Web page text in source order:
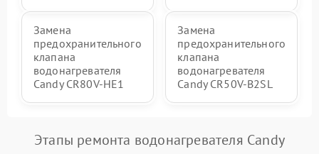
Замена
предохранительного
клапана
водонагревателя
Candy CR80V-HE1
Замена
предохранительного
клапана
водонагревателя
Candy CR50V-B2SL
Этапы ремонта водонагревателя Candy